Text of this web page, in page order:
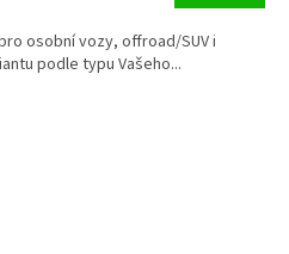
osobní vozy, offroad/SUV i
podle typu Vašeho...